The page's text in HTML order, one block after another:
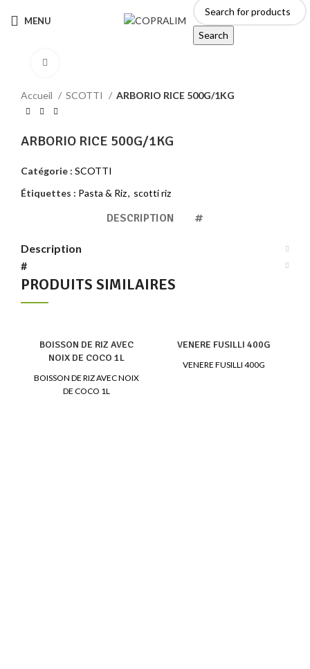
MENU
Search
Accueil SCOTTI ARBORIO RICE 500G/1KG
ARBORIO RICE 500G/1KG
Catégorie : SCOTTI
Étiquettes : Pasta & Riz, scotti riz
DESCRIPTION #
Description
#
PRODUITS SIMILAIRES
BOISSON DE RIZ AVEC
NOIX DE COCO 1L
BOISSON DE RIZ AVEC NOIX
DE COCO 1L
VENERE FUSILLI 400G
VENERE FUSILLI 400G